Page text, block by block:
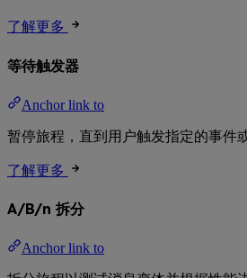
了解更多
等待触发器
Anchor link to
暂停旅程，直到用户触发指定的事件
了解更多
A/B/n 拆分
Anchor link to